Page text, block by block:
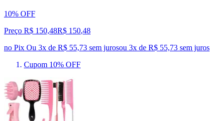
10% OFF
Preço R$ 150,48R$ 150,48
no Pix Ou 3x de R$ 55,73 sem jurosou 3x de R$ 55,73 sem juros
Cupom 10% OFF